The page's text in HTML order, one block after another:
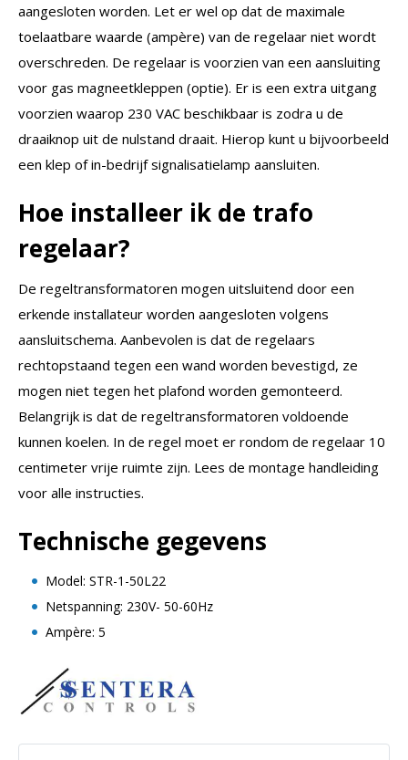
aangesloten worden. Let er wel op dat de maximale
toelaatbare waarde (ampère) van de regelaar niet wordt
overschreden. De regelaar is voorzien van een aansluiting
voor gas magneetkleppen (optie). Er is een extra uitgang
voorzien waarop 230 VAC beschikbaar is zodra u de
draaiknop uit de nulstand draait. Hierop kunt u bijvoorbeeld
een klep of in-bedrijf signalisatielamp aansluiten.
Hoe installeer ik de trafo
regelaar?
De regeltransformatoren mogen uitsluitend door een
erkende installateur worden aangesloten volgens
aansluitschema. Aanbevolen is dat de regelaars
rechtopstaand tegen een wand worden bevestigd, ze
mogen niet tegen het plafond worden gemonteerd.
Belangrijk is dat de regeltransformatoren voldoende
kunnen koelen. In de regel moet er rondom de regelaar 10
centimeter vrije ruimte zijn. Lees de montage handleiding
voor alle instructies.
Technische gegevens
Model: STR-1-50L22
Netspanning: 230V- 50-60Hz
Ampère: 5